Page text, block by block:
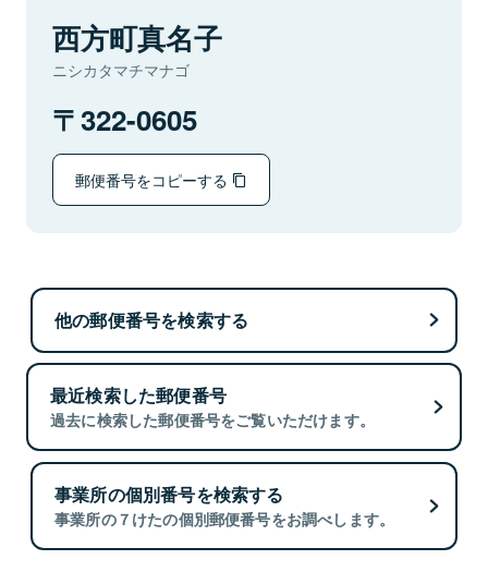
西方町真名子
ニシカタマチマナゴ
322-0605
郵便番号をコピーする
他の郵便番号を検索する
最近検索した郵便番号
過去に検索した郵便番号をご覧いただけます。
事業所の個別番号を検索する
事業所の７けたの個別郵便番号をお調べします。